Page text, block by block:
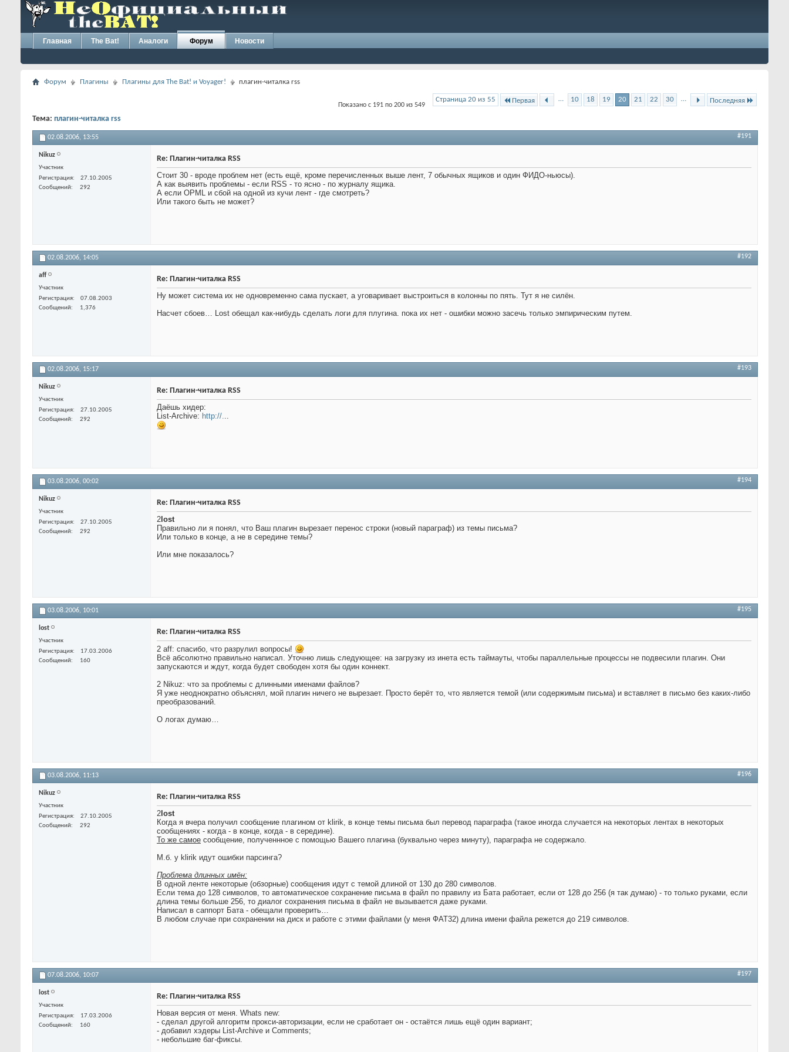
Главная The Bat! Аналоги Форум Новости
Форум Плагины Плагины для The Bat! и Voyager! плагин-читалка rss
Страница 20 из 55 Первая … 10 18 19 20 21 22 30 … Последняя
Показано с 191 по 200 из 549
Тема: плагин-читалка rss
02.08.2006, 13:55 #191
Nikuz
Участник
Регистрация
27.10.2005
Сообщений
292
Re: Плагин-читалка RSS
Стоит 30 - вроде проблем нет (есть ещё, кроме перечисленных выше лент, 7 обычных ящиков и один ФИДО-ньюсы).
А как выявить проблемы - если RSS - то ясно - по журналу ящика.
А если OPML и сбой на одной из кучи лент - где смотреть?
Или такого быть не может?
02.08.2006, 14:05 #192
aff
Участник
Регистрация
07.08.2003
Сообщений
1,376
Re: Плагин-читалка RSS
Ну может система их не одновременно сама пускает, а уговаривает выстроиться в колонны по пять. Тут я не силён.
Насчет сбоев… Lost обещал как-нибудь сделать логи для плугина. пока их нет - ошибки можно засечь только эмпирическим путем.
02.08.2006, 15:17 #193
Nikuz
Участник
Регистрация
27.10.2005
Сообщений
292
Re: Плагин-читалка RSS
Даёшь хидер:
List-Archive: http://...
03.08.2006, 00:02 #194
Nikuz
Участник
Регистрация
27.10.2005
Сообщений
292
Re: Плагин-читалка RSS
2 lost
Правильно ли я понял, что Ваш плагин вырезает перенос строки (новый параграф) из темы письма?
Или только в конце, а не в середине темы?
Или мне показалось?
03.08.2006, 10:01 #195
lost
Участник
Регистрация
17.03.2006
Сообщений
160
Re: Плагин-читалка RSS
2 aff: спасибо, что разрулил вопросы!
Всё абсолютно правильно написал. Уточню лишь следующее: на загрузку из инета есть таймауты, чтобы параллельные процессы не подвесили плагин. Они
запускаются и ждут, когда будет свободен хотя бы один коннект.
2 Nikuz: что за проблемы с длинными именами файлов?
Я уже неоднократно объяснял, мой плагин ничего не вырезает. Просто берёт то, что является темой (или содержимым письма) и вставляет в письмо без каких-либо
преобразований.
О логах думаю…
03.08.2006, 11:13 #196
Nikuz
Участник
Регистрация
27.10.2005
Сообщений
292
Re: Плагин-читалка RSS
2 lost
Когда я вчера получил сообщение плагином от klirik, в конце темы письма был перевод параграфа (такое иногда случается на некоторых лентах в некоторых
сообщениях - когда - в конце, когда - в середине).
То же самое сообщение, полученнное с помощью Вашего плагина (буквально через минуту), параграфа не содержало.
М.б. у klirik идут ошибки парсинга?
Проблема длинных имён:
В одной ленте некоторые (обзорные) сообщения идут с темой длиной от 130 до 280 символов.
Если тема до 128 символов, то автоматическое сохранение письма в файл по правилу из Бата работает, если от 128 до 256 (я так думаю) - то только руками, если
длина темы больше 256, то диалог сохранения письма в файл не вызывается даже руками.
Написал в саппорт Бата - обещали проверить…
В любом случае при сохранении на диск и работе с этими файлами (у меня ФАТ32) длина имени файла режется до 219 символов.
07.08.2006, 10:07 #197
lost
Участник
Регистрация
17.03.2006
Сообщений
160
Re: Плагин-читалка RSS
Новая версия от меня. Whats new:
- сделал другой алгоритм прокси-авторизации, если не сработает он - остаётся лишь ещё один вариант;
- добавил хэдеры List-Archive и Comments;
- небольшие баг-фиксы.